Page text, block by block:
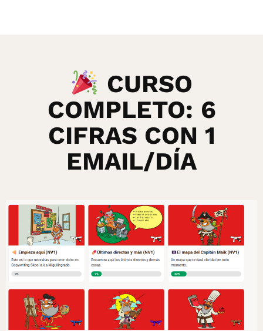
CURSO
COMPLETO: 6
CIFRAS CON 1
EMAIL/DÍA